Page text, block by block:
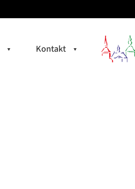
Kontakt